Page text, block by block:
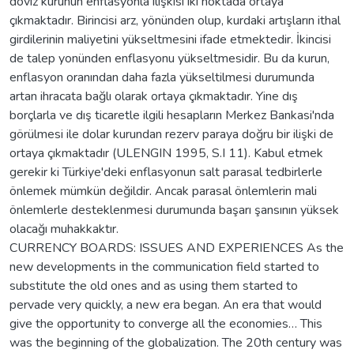
çıkmaktadır. Birincisi arz, yönünden olup, kurdaki artışların ithal
girdilerinin maliyetini yükseltmesini ifade etmektedir. İkincisi
de talep yonünden enflasyonu yükseltmesidir. Bu da kurun,
enflasyon oranından daha fazla yükseltilmesi durumunda
artan ihracata bağlı olarak ortaya çıkmaktadır. Yine dış
borçlarla ve dış ticaretle ilgili hesapların Merkez Bankasi'nda
görülmesi ile dolar kurundan rezerv paraya doğru bir ilişki de
ortaya çıkmaktadır (ULENGIN 1995, S.I 11). Kabul etmek
gerekir ki Türkiye'deki enflasyonun salt parasal tedbirlerle
önlemek mümkün değildir. Ancak parasal önlemlerin mali
önlemlerle desteklenmesi durumunda başarı şansının yüksek
olacağı muhakkaktır.
CURRENCY BOARDS: ISSUES AND EXPERIENCES As the
new developments in the communication field started to
substitute the old ones and as using them started to
pervade very quickly, a new era began. An era that would
give the opportunity to converge all the economies… This
was the beginning of the globalization. The 20th century was